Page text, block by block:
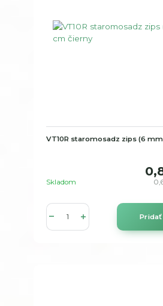
VT10R staromosadz zips (6
Skladom